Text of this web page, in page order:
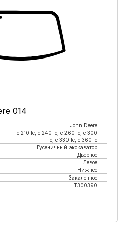
014
John Deere
e 210 lc, е 240 lc, e 260 lc, e 300
lc, e 330 lc, e 360 lc
Гусеничный экскаватор
Дверное
Левое
Нижнее
Закаленное
T300390